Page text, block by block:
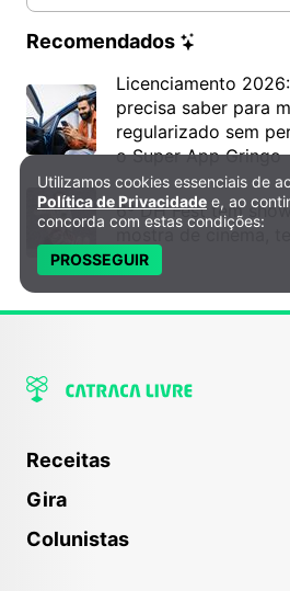
Recomendados
Licenciamento
precisa saber para
regularizado sem
o Super App Gringo
6º DH Fest tem
mostra de cinema,
Receitas
Gira
Colunistas
Política de Privacidade e Cookies
Utilizamos cookies essenciais de
Política de Privacidade e, ao
concorda com estas condições:
PROSSEGUIR